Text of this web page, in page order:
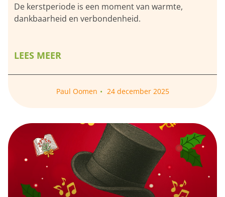
De kerstperiode is een moment van warmte,
dankbaarheid en verbondenheid.
LEES MEER
Paul Oomen 24 december 2025